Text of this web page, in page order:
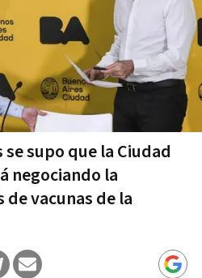
supo que la Ciudad
negociando la
vacunas de la